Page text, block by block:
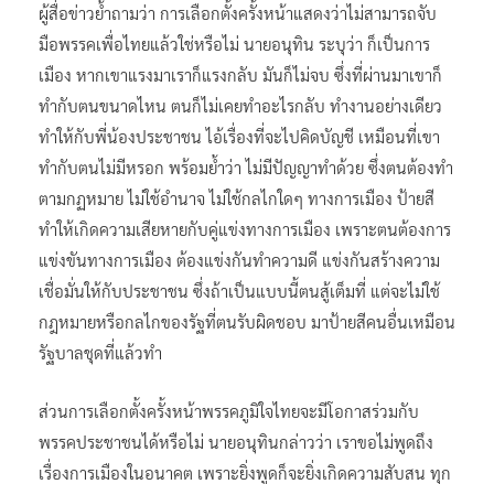
ผู้สื่อข่าวย้ำถามว่า การเลือกตั้งครั้งหน้าแสดงว่าไม่สามารถจับ
มือพรรคเพื่อไทยแล้วใช่หรือไม่ นายอนุทิน ระบุว่า ก็เป็นการ
เมือง หากเขาแรงมาเราก็แรงกลับ มันก็ไม่จบ ซึ่งที่ผ่านมาเขาก็
ทำกับตนขนาดไหน ตนก็ไม่เคยทำอะไรกลับ ทำงานอย่างเดียว
ทำให้กับพี่น้องประชาชน ไอ้เรื่องที่จะไปคิดบัญชี เหมือนที่เขา
ทำกับตนไม่มีหรอก พร้อมย้ำว่า ไม่มีปัญญาทำด้วย ซึ่งตนต้องทำ
ตามกฏหมาย ไม่ใช้อำนาจ ไม่ใช้กลไกใดๆ ทางการเมือง ป้ายสี
ทำให้เกิดความเสียหายกับคู่แข่งทางการเมือง เพราะตนต้องการ
แข่งขันทางการเมือง ต้องแข่งกันทำความดี แข่งกันสร้างความ
เชื่อมั่นให้กับประชาชน ซึ่งถ้าเป็นแบบนี้ตนสู้เต็มที่ แต่จะไม่ใช้
กฎหมายหรือกลไกของรัฐที่ตนรับผิดชอบ มาป้ายสีคนอื่นเหมือน
รัฐบาลชุดที่แล้วทำ
ส่วนการเลือกตั้งครั้งหน้าพรรคภูมิใจไทยจะมีโอกาสร่วมกับ
พรรคประชาชนได้หรือไม่ นายอนุทินกล่าวว่า เราขอไม่พูดถึง
เรื่องการเมืองในอนาคต เพราะยิ่งพูดก็จะยิ่งเกิดความสับสน ทุก